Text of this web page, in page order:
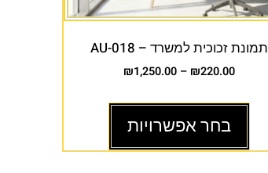
תמונת זכוכית למשרד – AU-018
₪220.00
–
₪1,250.00
בחר אפשרויות